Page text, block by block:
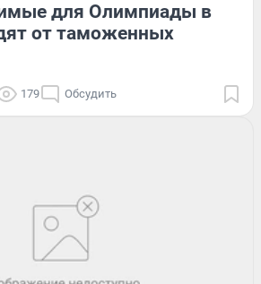
для Олимпиады в
от таможенных
179 Обсудить